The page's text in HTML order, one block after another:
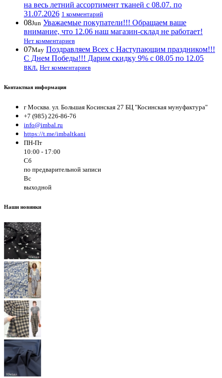
на весь летний ассортимент тканей с 08.07. по
31.07.2026 1 комментарий
08Jun Уважаемые покупатели!!! Обращаем ваше
внимание, что 12.06 наш магазин-склад не работает!
Нет комментариев
07May Поздравляем Всех с Наступающим праздником!!!
С Днем Победы!!! Дарим скидку 9% с 08.05 по 12.05
вкл. Нет комментариев
Контактная информация
г Москва. ул. Большая Косинская 27 БЦ "Косинская мунуфактура"
+7 (985) 226-86-76
info@imbal.ru
https://t.me/imbaltkani
ПН-Пт
10:00 - 17:00
Сб
по предварительной записи
Вс
выходной
Наши новинки